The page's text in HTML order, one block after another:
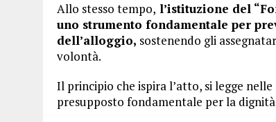
Allo stesso tempo, l’istituzione del
uno strumento fondamentale per
dell’alloggio, sostenendo gli
volontà.
Il principio che ispira l’atto, si legge
presupposto fondamentale per la